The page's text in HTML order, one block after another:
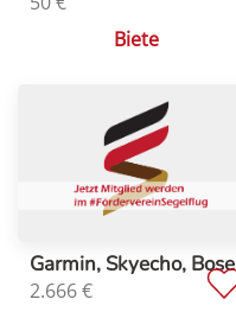
Biete
Garmin, Skyecho, Bose
2.666€